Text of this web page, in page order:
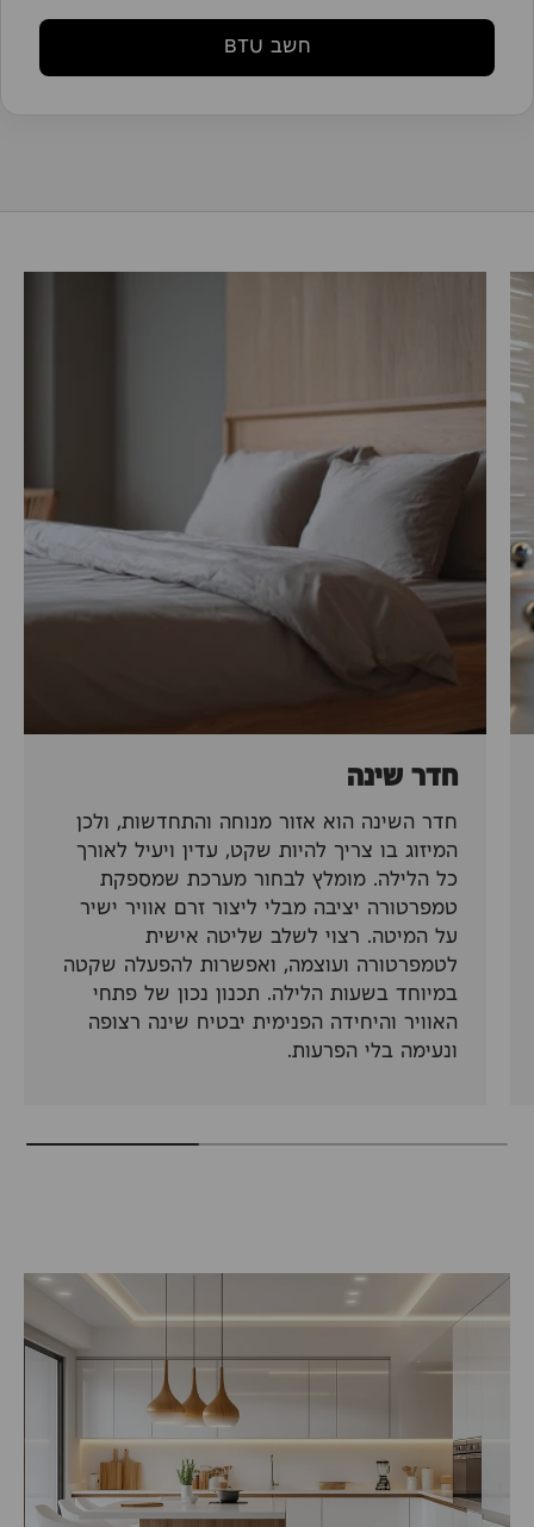
חשב BTU
חדר שינה
חדר השינה הוא אזור מנוחה והתחדשות, ולכן
המיזוג בו צריך להיות שקט, עדין ויעיל לאורך
כל הלילה. מומלץ לבחור מערכת שמספקת
טמפרטורה יציבה מבלי ליצור זרם אוויר ישיר
על המיטה. רצוי לשלב שליטה אישית
לטמפרטורה ועוצמה, ואפשרות להפעלה שקטה
במיוחד בשעות הלילה. תכנון נכון של פתחי
האוויר והיחידה הפנימית יבטיח שינה רצופה
ונעימה בלי הפרעות.